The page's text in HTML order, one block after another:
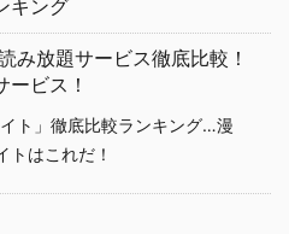
キング
み放題サービス徹底比較！
ビス！
ト」徹底比較ランキング…漫
トはこれだ！